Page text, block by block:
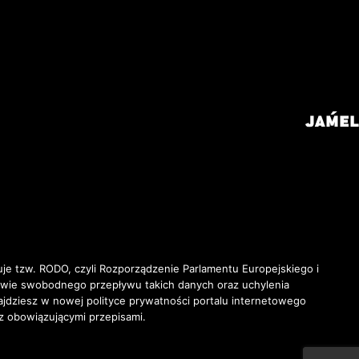
RODO, czyli Rozporządzenie Parlamentu Europejskiego i
swobodnego przepływu takich danych oraz uchylenia
w nowej polityce prywatności portalu internetowego
przepisami.